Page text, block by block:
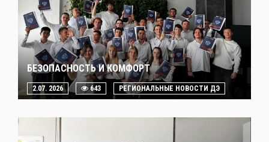
БЕЗОПАСНОСТЬ И КОМФОРТ
2.07. 2026 643 РЕГИОНАЛЬНЫЕ НОВОСТИ ДЭ